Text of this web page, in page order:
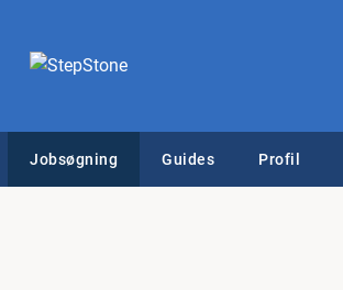
Jobsøgning Guides Profil